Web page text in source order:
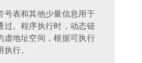
号表和其他少量信息用于
过。程序执行时，动态链
虚地址空间，根据可执行
行。